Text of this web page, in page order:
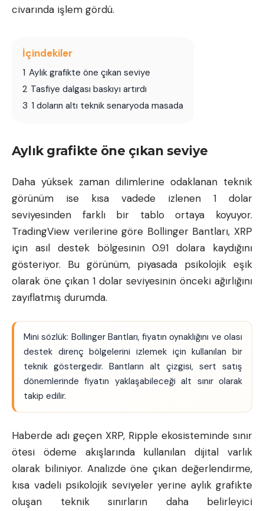
civarında işlem gördü.
İçindekiler
1 Aylık grafikte öne çıkan seviye
2 Tasfiye dalgası baskıyı artırdı
3 1 doların altı teknik senaryoda masada
Aylık grafikte öne çıkan seviye
Daha yüksek zaman dilimlerine odaklanan teknik
görünüm ise kısa vadede izlenen 1 dolar
seviyesinden farklı bir tablo ortaya koyuyor.
TradingView verilerine göre Bollinger Bantları, XRP
için asıl destek bölgesinin 0.91 dolara kaydığını
gösteriyor. Bu görünüm, piyasada psikolojik eşik
olarak öne çıkan 1 dolar seviyesinin önceki ağırlığını
zayıflatmış durumda.
Mini sözlük: Bollinger Bantları, fiyatın oynaklığını ve olası
destek direnç bölgelerini izlemek için kullanılan bir
teknik göstergedir. Bantların alt çizgisi, sert satış
dönemlerinde fiyatın yaklaşabileceği alt sınır olarak
takip edilir.
Haberde adı geçen XRP, Ripple ekosisteminde sınır
ötesi ödeme akışlarında kullanılan dijital varlık
olarak biliniyor. Analizde öne çıkan değerlendirme,
kısa vadeli psikolojik seviyeler yerine aylık grafikte
oluşan teknik sınırların daha belirleyici